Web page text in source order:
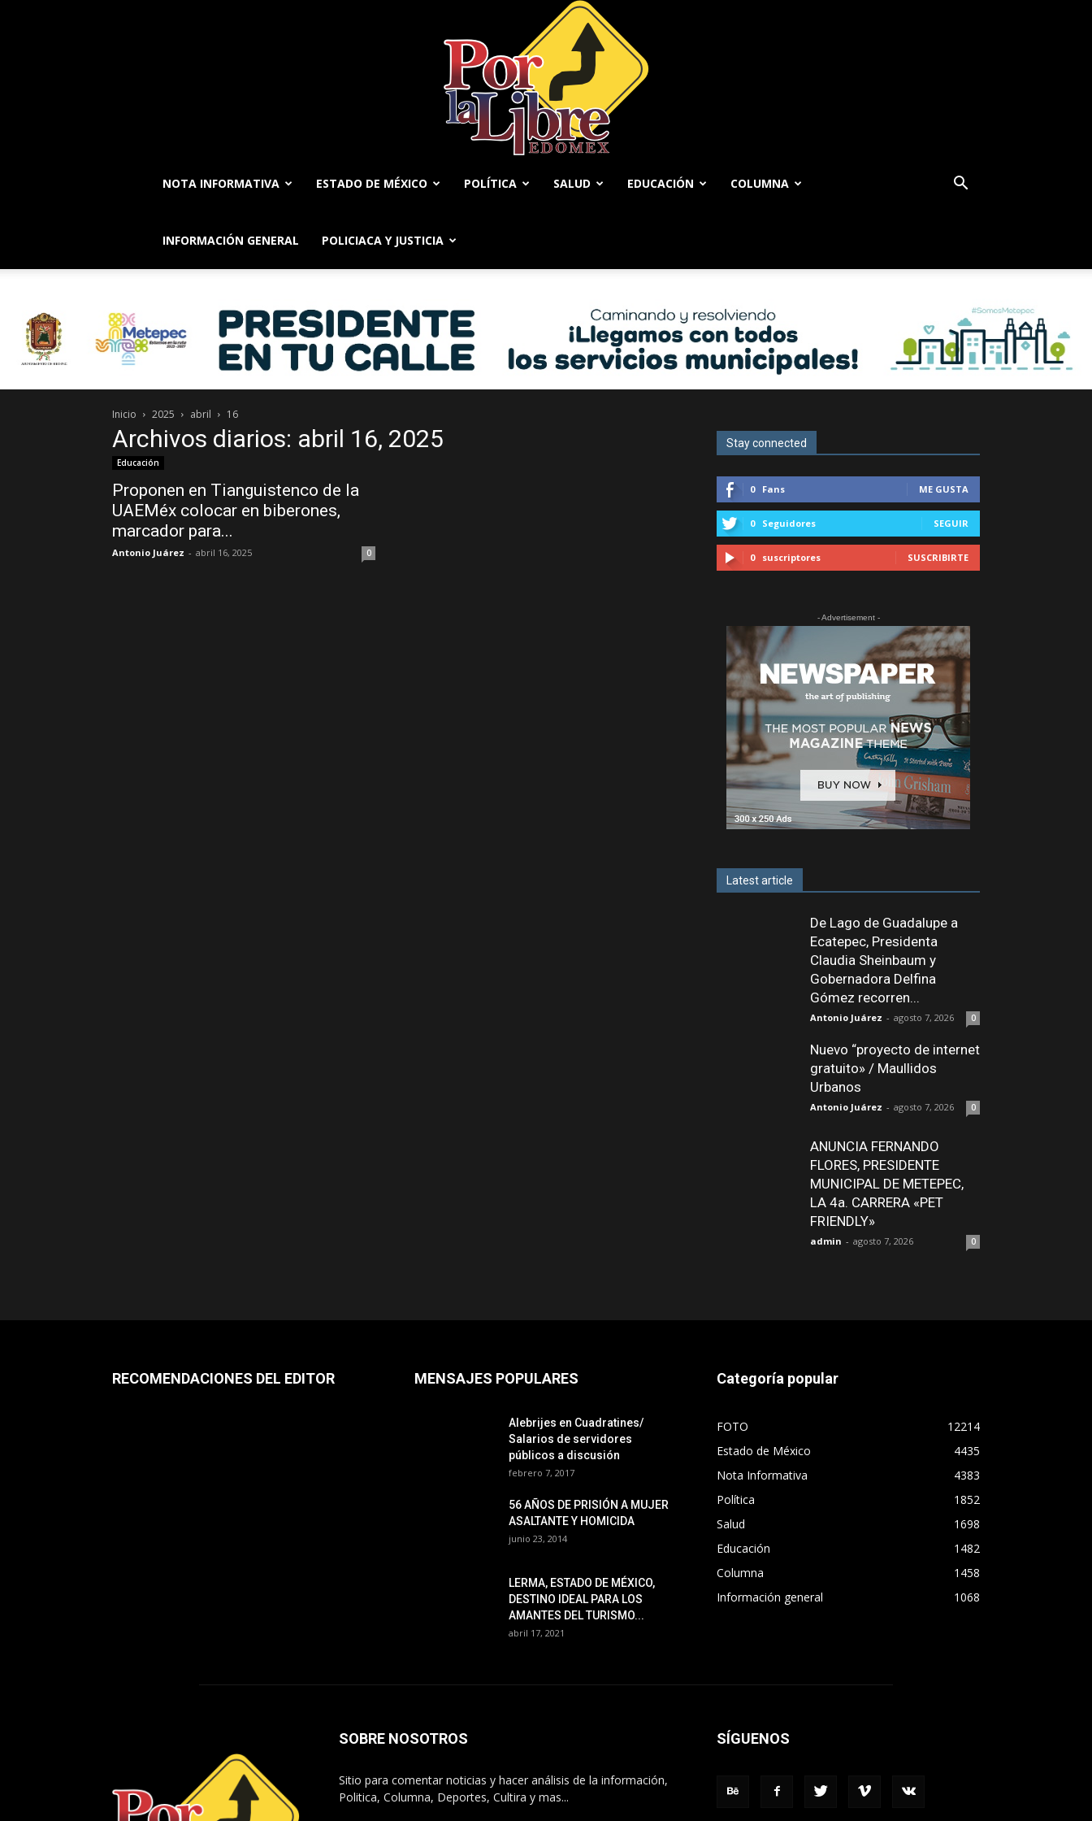
NOTA INFORMATIVA ESTADO DE MÉXICO POLÍTICA SALUD EDUCACIÓN COLUMNA
INFORMACIÓN GENERAL POLICIACA Y JUSTICIA
Inicio 2025 abril 16
Archivos diarios: abril 16, 2025
Educación
Proponen en Tianguistenco de la
UAEMéx colocar en biberones,
marcador para...
Antonio Juárez - abril 16, 2025 0
Stay connected
0 Fans ME GUSTA
0 Seguidores SEGUIR
0 suscriptores SUSCRIBIRTE
- Advertisement -
Latest article
De Lago de Guadalupe a
Ecatepec, Presidenta
Claudia Sheinbaum y
Gobernadora Delfina
Gómez recorren...
Antonio Juárez - agosto 7, 2026 0
Nuevo “proyecto de internet
gratuito» / Maullidos
Urbanos
Antonio Juárez - agosto 7, 2026 0
ANUNCIA FERNANDO
FLORES, PRESIDENTE
MUNICIPAL DE METEPEC,
LA 4a. CARRERA «PET
FRIENDLY»
admin - agosto 7, 2026 0
RECOMENDACIONES DEL EDITOR MENSAJES POPULARES
Alebrijes en Cuadratines/
Salarios de servidores
públicos a discusión
febrero 7, 2017
56 AÑOS DE PRISIÓN A MUJER
ASALTANTE Y HOMICIDA
junio 23, 2014
LERMA, ESTADO DE MÉXICO,
DESTINO IDEAL PARA LOS
AMANTES DEL TURISMO...
abril 17, 2021
Categoría popular
FOTO
12214
Estado de México
4435
Nota Informativa
4383
Política
1852
Salud
1698
Educación
1482
Columna
1458
Información general
1068
SOBRE NOSOTROS
Sitio para comentar noticias y hacer análisis de la información,
Politica, Columna, Deportes, Cultira y mas...
SÍGUENOS